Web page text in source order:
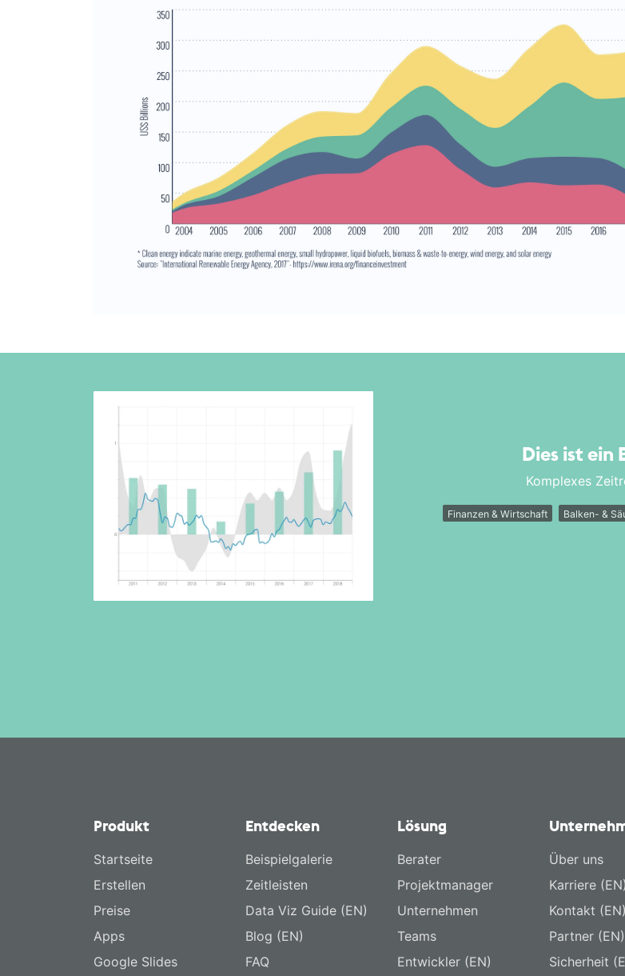
Dies ist ein
Komplexes
Finanzen & Wirtschaft Balken- &
Produkt
Startseite
Erstellen
Preise
Apps
Google Slides
Entdecken
Beispielgalerie
Zeitleisten
Data Viz Guide (EN)
Blog (EN)
FAQ
Lösung
Berater
Projektmanager
Unternehmen
Teams
Entwickler (EN)
Über uns
Karriere (EN)
Kontakt (EN)
Partner (EN)
Sicherheit